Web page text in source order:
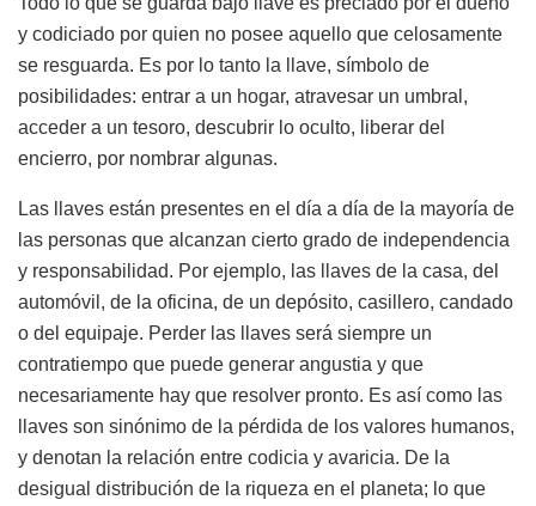
y codiciado por quien no posee aquello que celosamente
se resguarda. Es por lo tanto la llave, símbolo de
posibilidades: entrar a un hogar, atravesar un umbral,
acceder a un tesoro, descubrir lo oculto, liberar del
encierro, por nombrar algunas.
Las llaves están presentes en el día a día de la mayoría de
las personas que alcanzan cierto grado de independencia
y responsabilidad. Por ejemplo, las llaves de la casa, del
automóvil, de la oficina, de un depósito, casillero, candado
o del equipaje. Perder las llaves será siempre un
contratiempo que puede generar angustia y que
necesariamente hay que resolver pronto. Es así como las
llaves son sinónimo de la pérdida de los valores humanos,
y denotan la relación entre codicia y avaricia. De la
desigual distribución de la riqueza en el planeta; lo que